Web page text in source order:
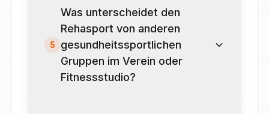
5
Was unterscheidet den
Rehasport von anderen
gesundheitssportlichen
Gruppen im Verein oder
Fitnessstudio?